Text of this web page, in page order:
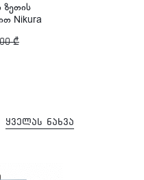
Nikura
₾
ყველას ნახვა